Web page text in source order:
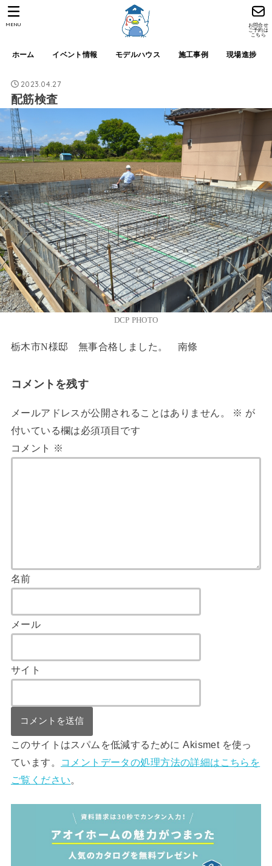
ホーム イベント情報 モデルハウス 施工事例 現場進捗
お問合せ
ご予約は
こちら
MENU
2023.04.27
配筋検査
DCP PHOTO
栃木市N様邸 無事合格しました。 南條
コメントを残す
メールアドレスが公開されることはありません。 ※ が
付いている欄は必須項目です
コメント
※
名前
メール
サイト
このサイトはスパムを低減するために Akismet を使っ
ています。
コメントデータの処理方法の詳細はこちらを
ご覧ください。